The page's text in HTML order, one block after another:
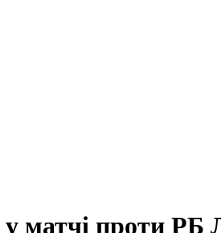
у матчі проти РБ